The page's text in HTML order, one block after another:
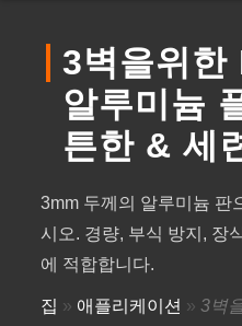
3벽을위한
알루미늄
튼한 & 세
3mm 두께의 알루미늄 판
시오. 경량, 부식 방지, 장
에 적합합니다.
집 » 애플리케이션 »3벽